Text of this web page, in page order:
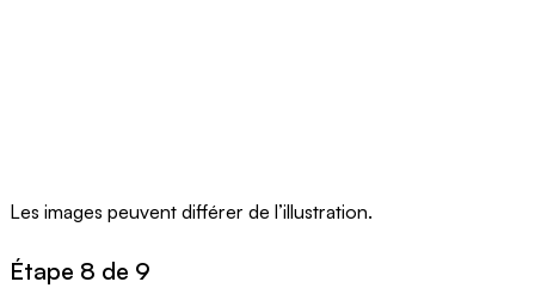
Les images peuvent différer de l’illustration.
Étape 8 de 9